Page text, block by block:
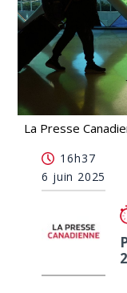
La Presse
annulent leur
16h37
6 juin 2025